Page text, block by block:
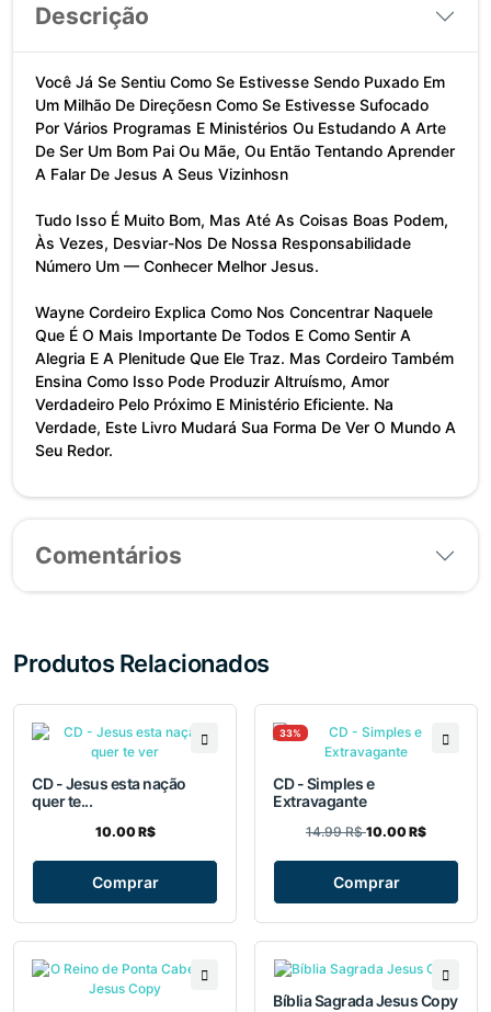
Descrição
Você Já Se Sentiu Como Se Estivesse Sendo Puxado Em
Um Milhão De Direçõesn Como Se Estivesse Sufocado
Por Vários Programas E Ministérios Ou Estudando A Arte
De Ser Um Bom Pai Ou Mãe, Ou Então Tentando Aprender
A Falar De Jesus A Seus Vizinhosn
Tudo Isso É Muito Bom, Mas Até As Coisas Boas Podem,
Às Vezes, Desviar-Nos De Nossa Responsabilidade
Número Um — Conhecer Melhor Jesus.
Wayne Cordeiro Explica Como Nos Concentrar Naquele
Que É O Mais Importante De Todos E Como Sentir A
Alegria E A Plenitude Que Ele Traz. Mas Cordeiro Também
Ensina Como Isso Pode Produzir Altruísmo, Amor
Verdadeiro Pelo Próximo E Ministério Eficiente. Na
Verdade, Este Livro Mudará Sua Forma De Ver O Mundo A
Seu Redor.
Comentários
Produtos Relacionados
CD - Jesus esta nação
quer te...
10.00 R$
Comprar
33%
CD - Simples e
Extravagante
14.99 R$10.00 R$
Comprar
Bíblia Sagrada Jesus Copy